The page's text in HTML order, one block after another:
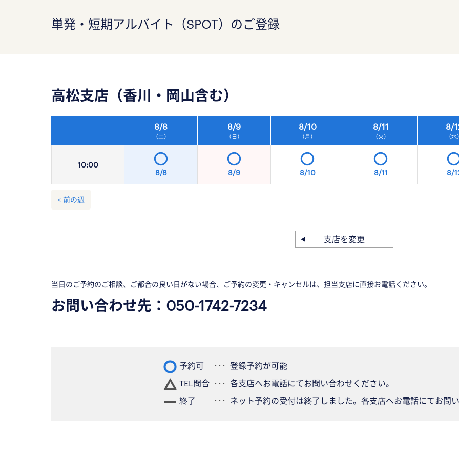
単発・短期アルバイト（SPOT）のご登録
高松支店（香川・岡山含む）
10:00
8/8
（土）
8/9
（日）
8/10
（月）
8/11
（火）
8/
（水）
8/8 8/9 8/10 8/11 8/
< 前の週
支店を変更
当日のご予約のご相談、ご都合の良い日がない場合、ご予約の変更・キャンセルは、担当支店に直接お電話ください。
お問い合わせ先： 050-1742-7234
予約可
登録予約が可能
TEL問合
各支店へお電話にてお問い合わせください。
終了
ネット予約の受付は終了しました。各支店へお電話にてお問い